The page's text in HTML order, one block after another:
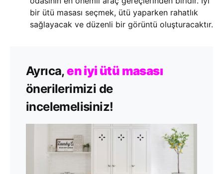
bir ütü masası seçmek, ütü yaparken rahatlık
sağlayacak ve düzenli bir görüntü oluşturacaktır.
Ayrıca,en iyi ütü masası
önerilerimizi de
incelemelisiniz!